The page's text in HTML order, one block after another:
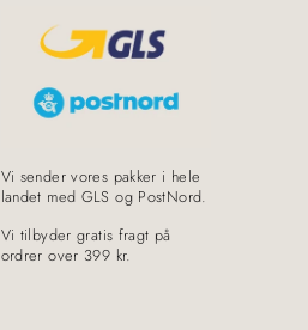
Vi sender vores pakker i hele
landet med GLS og PostNord.
Vi tilbyder gratis fragt på
ordrer over 399 kr.